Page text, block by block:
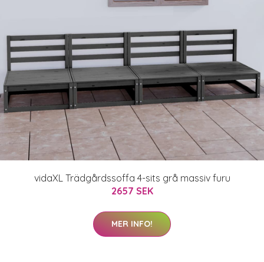
vidaXL Trädgårdssoffa 4-sits grå massiv furu
2657 SEK
MER INFO!